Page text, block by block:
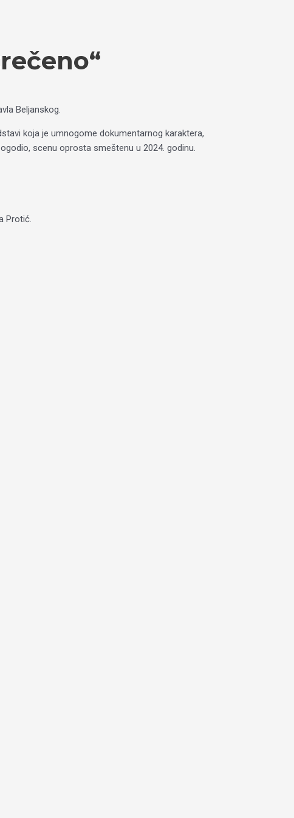
Beljanskog.
koja je umnogome dokumentarnog karaktera,
scenu oprosta smeštenu u 2024. godinu.
Protić.